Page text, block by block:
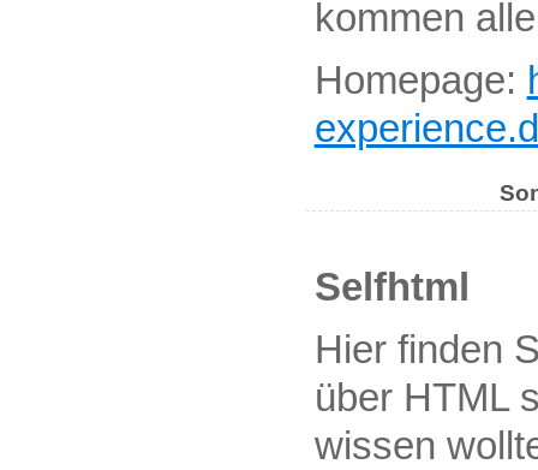
kommen
Homepage:
Selfhtml
Hier finden
über HTML
wissen